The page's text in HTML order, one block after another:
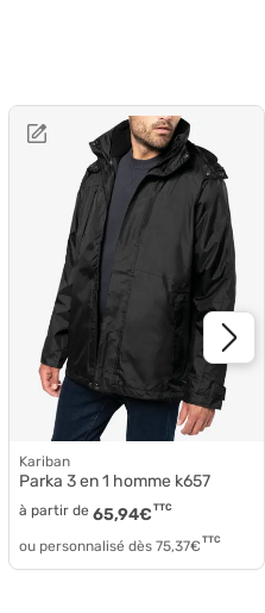
Kariban
Parka 3 en 1 homme k657
à partir de 65,94€ TTC
ou personnalisé dès 75,37€ TTC